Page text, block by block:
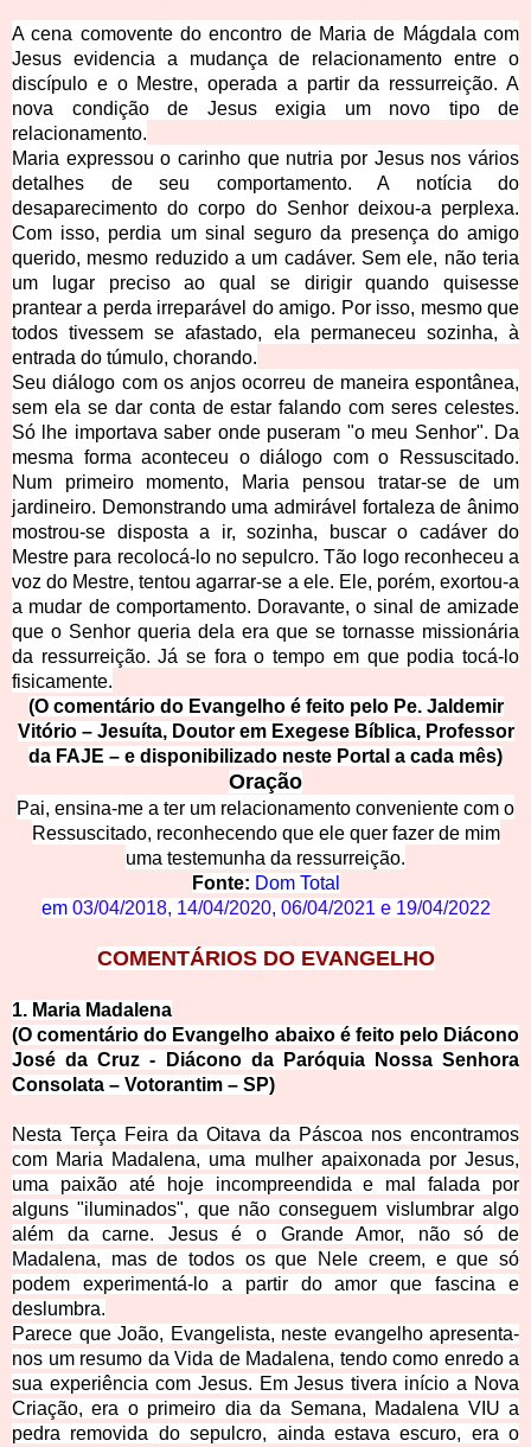
A cena comovente do encontro de Maria de Mágdala com
Jesus evidencia a mudança de relacionamento entre o
discípulo e o Mestre, operada a partir da ressurreição. A
nova condição de Jesus exigia um novo tipo de
relacionamento.
Maria expressou o carinho que nutria por Jesus nos vários
detalhes de seu comportamento. A notícia do
desaparecimento do corpo do Senhor deixou-a perplexa.
Com isso, perdia um sinal seguro da presença do amigo
querido, mesmo reduzido a um cadáver. Sem ele, não teria
um lugar preciso ao qual se dirigir quando quisesse
prantear a perda irreparável do amigo. Por isso, mesmo que
todos tivessem se afastado, ela permaneceu sozinha, à
entrada do túmulo, chorando.
Seu diálogo com os anjos ocorreu de maneira espontânea,
sem ela se dar conta de estar falando com seres celestes.
Só lhe importava saber onde puseram "o meu Senhor". Da
mesma forma aconteceu o diálogo com o Ressuscitado.
Num primeiro momento, Maria pensou tratar-se de um
jardineiro. Demonstrando uma admirável fortaleza de ânimo
mostrou-se disposta a ir, sozinha, buscar o cadáver do
Mestre para recolocá-lo no sepulcro. Tão logo reconheceu a
voz do Mestre, tentou agarrar-se a ele. Ele, porém, exortou-a
a mudar de comportamento. Doravante, o sinal de amizade
que o Senhor queria dela era que se tornasse missionária
da ressurreição. Já se fora o tempo em que podia tocá-lo
fisicamente.
(O comentário do Evangelho é feito pelo Pe. Jaldemir
Vitório – Jesuíta, Doutor em Exegese Bíblica, Professor
da FAJE – e disponibilizado neste Portal a cada mês)
Oração
Pai, ensina-me a ter um relacionamento conveniente com o
Ressuscitado, reconhecendo que ele quer fazer de mim
uma testemunha da ressurreição.
Fonte: Dom Total
em 03/04/2018, 14/04/2020, 06/04/2021 e 19/04/2022
COMENTÁRIOS DO EVANGELHO
1. Maria Madalena
(O comentário do Evangelho abaixo é feito pelo Diácono
José da Cruz - Diácono da Paróquia Nossa Senhora
Consolata – Votorantim – SP)
Nesta Terça Feira da Oitava da Páscoa nos encontramos
com Maria Madalena, uma mulher apaixonada por Jesus,
uma paixão até hoje incompreendida e mal falada por
alguns "iluminados", que não conseguem vislumbrar algo
além da carne. Jesus é o Grande Amor, não só de
Madalena, mas de todos os que Nele creem, e que só
podem experimentá-lo a partir do amor que fascina e
deslumbra.
Parece que João, Evangelista, neste evangelho apresenta-
nos um resumo da Vida de Madalena, tendo como enredo a
sua experiência com Jesus. Em Jesus tivera início a Nova
Criação, era o primeiro dia da Semana, Madalena VIU a
pedra removida do sepulcro, ainda estava escuro, era o